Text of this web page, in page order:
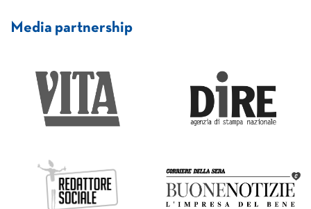
Media partnership